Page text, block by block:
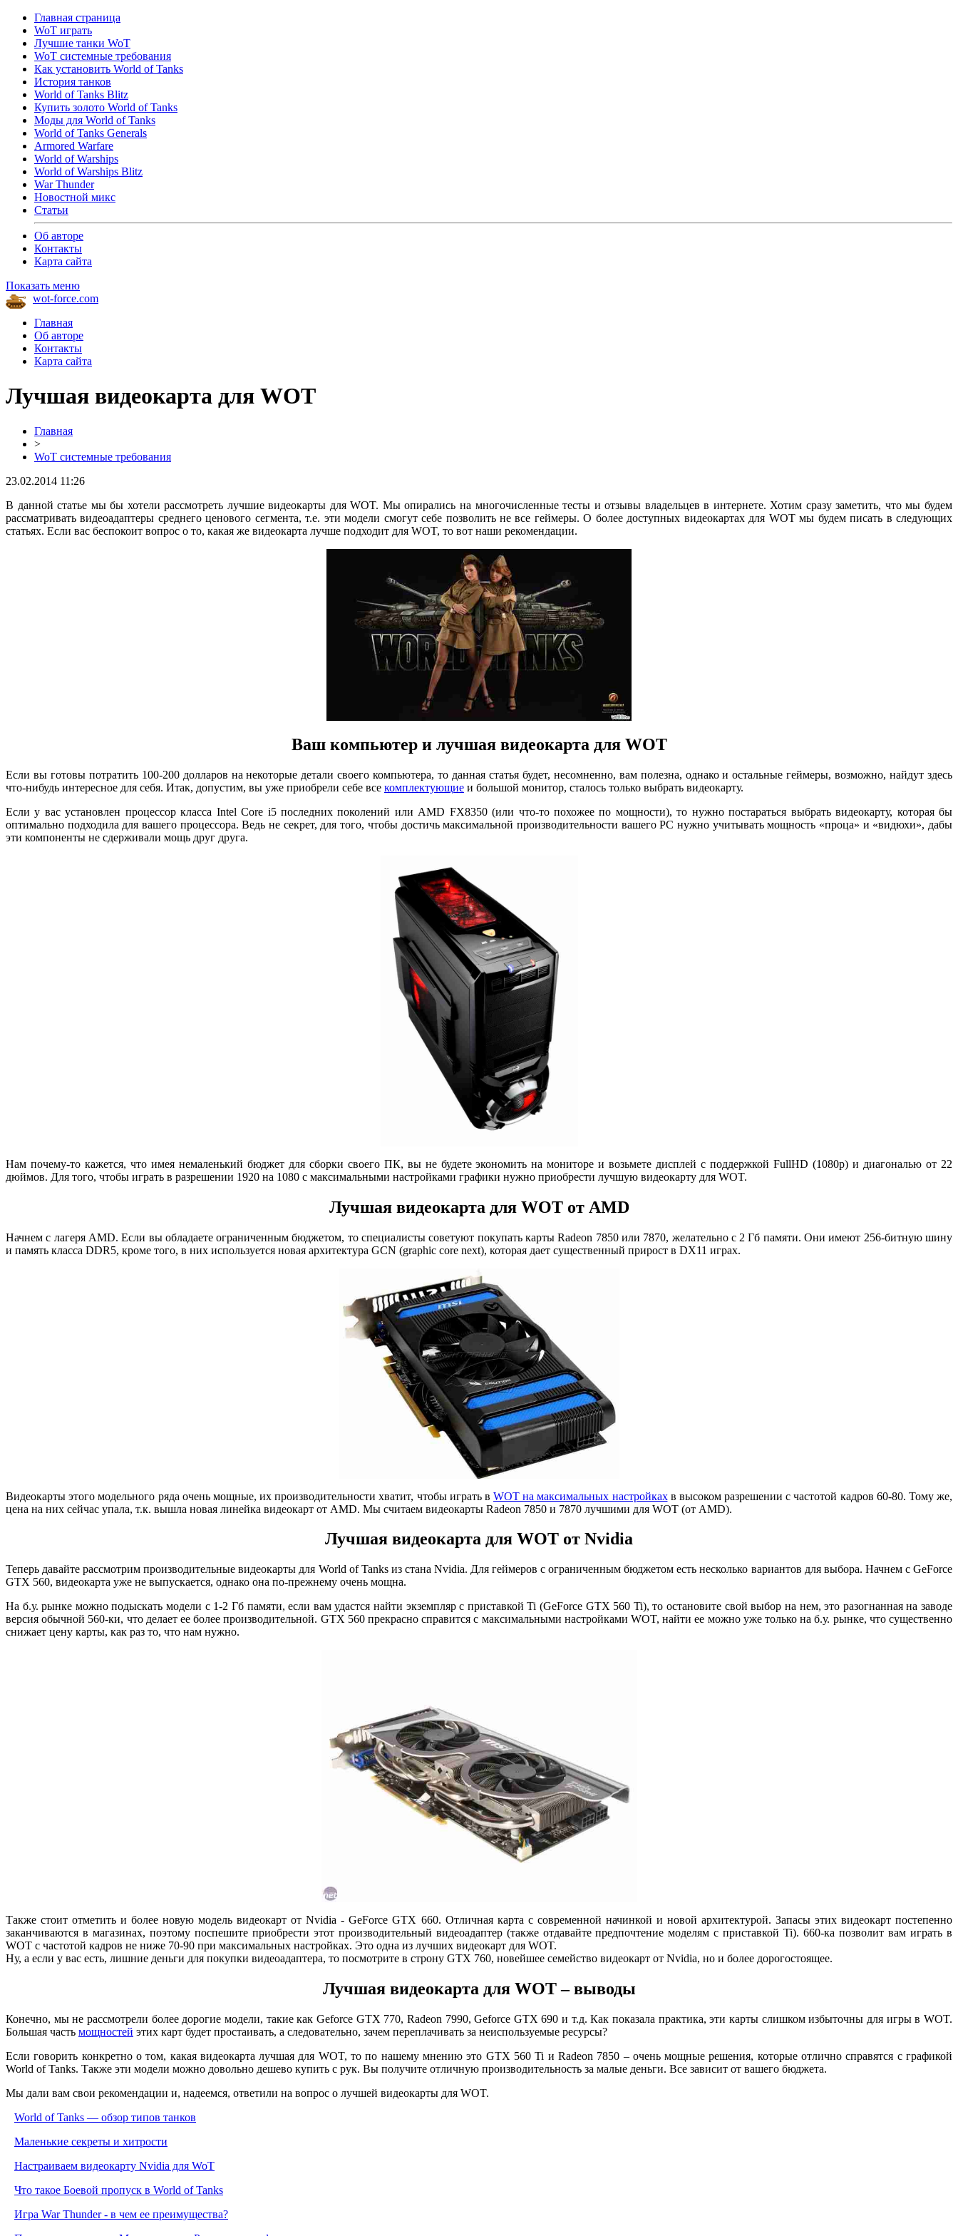
Главная страница
WoT играть
Лучшие танки WoT
WoT системные требования
Как установить World of Tanks
История танков
World of Tanks Blitz
Купить золото World of Tanks
Моды для World of Tanks
World of Tanks Generals
Armored Warfare
World of Warships
World of Warships Blitz
War Thunder
Новостной микс
Статьи
Об авторе
Контакты
Карта сайта
Показать меню
wot-force.com
Главная
Об авторе
Контакты
Карта сайта
Лучшая видеокарта для WOT
Главная
>
WoT системные требования
23.02.2014 11:26
В данной статье мы бы хотели рассмотреть лучшие видеокарты для WOT. Мы опирались на многочисленные тесты и отзывы владельцев в интернете. Хотим сразу заметить, что мы будем
рассматривать видеоадаптеры среднего ценового сегмента, т.е. эти модели смогут себе позволить не все геймеры. О более доступных видеокартах для WOT мы будем писать в следующих
статьях. Если вас беспокоит вопрос о то, какая же видеокарта лучше подходит для WOT, то вот наши рекомендации.
Ваш компьютер и лучшая видеокарта для WOT
Если вы готовы потратить 100-200 долларов на некоторые детали своего компьютера, то данная статья будет, несомненно, вам полезна, однако и остальные геймеры, возможно, найдут здесь
что-нибудь интересное для себя. Итак, допустим, вы уже приобрели себе все комплектующие и большой монитор, сталось только выбрать видеокарту.
Если у вас установлен процессор класса Intel Core i5 последних поколений или AMD FX8350 (или что-то похожее по мощности), то нужно постараться выбрать видеокарту, которая бы
оптимально подходила для вашего процессора. Ведь не секрет, для того, чтобы достичь максимальной производительности вашего PC нужно учитывать мощность «проца» и «видюхи», дабы
эти компоненты не сдерживали мощь друг друга.
Нам почему-то кажется, что имея немаленький бюджет для сборки своего ПК, вы не будете экономить на мониторе и возьмете дисплей с поддержкой FullHD (1080p) и диагональю от 22
дюймов. Для того, чтобы играть в разрешении 1920 на 1080 с максимальными настройками графики нужно приобрести лучшую видеокарту для WOT.
Лучшая видеокарта для WOT от AMD
Начнем с лагеря AMD. Если вы обладаете ограниченным бюджетом, то специалисты советуют покупать карты Radeon 7850 или 7870, желательно с 2 Гб памяти. Они имеют 256-битную шину
и память класса DDR5, кроме того, в них используется новая архитектура GCN (graphic core next), которая дает существенный прирост в DX11 играх.
Видеокарты этого модельного ряда очень мощные, их производительности хватит, чтобы играть в WOT на максимальных настройкахв высоком разрешении с частотой кадров 60-80. Тому же,
цена на них сейчас упала, т.к. вышла новая линейка видеокарт от AMD. Мы считаем видеокарты Radeon 7850 и 7870 лучшими для WOT (от AMD).
Лучшая видеокарта для WOT от Nvidia
Теперь давайте рассмотрим производительные видеокарты для World of Tanks из стана Nvidia. Для геймеров с ограниченным бюджетом есть несколько вариантов для выбора. Начнем с GeForce
GTX 560, видеокарта уже не выпускается, однако она по-прежнему очень мощна.
На б.у. рынке можно подыскать модели с 1-2 Гб памяти, если вам удастся найти экземпляр с приставкой Ti (GeForce GTX 560 Ti), то остановите свой выбор на нем, это разогнанная на заводе
версия обычной 560-ки, что делает ее более производительной. GTX 560 прекрасно справится с максимальными настройками WOT, найти ее можно уже только на б.у. рынке, что существенно
снижает цену карты, как раз то, что нам нужно.
Также стоит отметить и более новую модель видеокарт от Nvidia - GeForce GTX 660. Отличная карта с современной начинкой и новой архитектурой. Запасы этих видеокарт постепенно
заканчиваются в магазинах, поэтому поспешите приобрести этот производительный видеоадаптер (также отдавайте предпочтение моделям с приставкой Ti). 660-ка позволит вам играть в
WOT с частотой кадров не ниже 70-90 при максимальных настройках. Это одна из лучших видеокарт для WOT.
Ну, а если у вас есть, лишние деньги для покупки видеоадаптера, то посмотрите в строну GTX 760, новейшее семейство видеокарт от Nvidia, но и более дорогостоящее.
Лучшая видеокарта для WOT – выводы
Конечно, мы не рассмотрели более дорогие модели, такие как Geforce GTX 770, Radeon 7990, Geforce GTX 690 и т.д. Как показала практика, эти карты слишком избыточны для игры в WOT.
Большая часть мощностей этих карт будет простаивать, а следовательно, зачем переплачивать за неиспользуемые ресурсы?
Если говорить конкретно о том, какая видеокарта лучшая для WOT, то по нашему мнению это GTX 560 Ti и Radeon 7850 – очень мощные решения, которые отлично справятся с графикой
World of Tanks. Также эти модели можно довольно дешево купить с рук. Вы получите отличную производительность за малые деньги. Все зависит от вашего бюджета.
Мы дали вам свои рекомендации и, надеемся, ответили на вопрос о лучшей видеокарты для WOT.
World of Tanks — обзор типов танков
Маленькие секреты и хитрости
Настраиваем видеокарту Nvidia для WoT
Что такое Боевой пропуск в World of Tanks
Игра War Thunder - в чем ее преимущества?